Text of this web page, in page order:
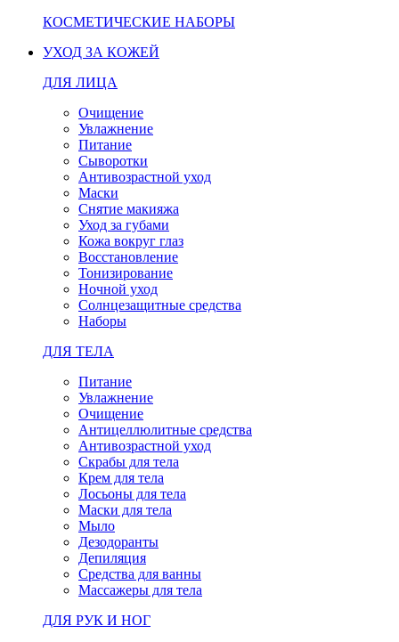
КОСМЕТИЧЕСКИЕ НАБОРЫ
УХОД ЗА КОЖЕЙ
ДЛЯ ЛИЦА
Очищение
Увлажнение
Питание
Сыворотки
Антивозрастной уход
Маски
Снятие макияжа
Уход за губами
Кожа вокруг глаз
Восстановление
Тонизирование
Ночной уход
Солнцезащитные средства
Наборы
ДЛЯ ТЕЛА
Питание
Увлажнение
Очищение
Антицеллюлитные средства
Антивозрастной уход
Скрабы для тела
Крем для тела
Лосьоны для тела
Маски для тела
Мыло
Дезодоранты
Депиляция
Средства для ванны
Массажеры для тела
ДЛЯ РУК И НОГ